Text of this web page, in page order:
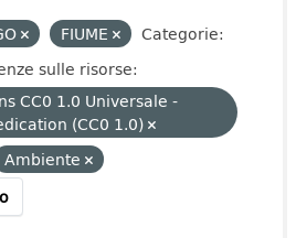
FIUME
Categorie:
sulle risorse:
CC0 1.0 Universale -
(CC0 1.0)
Ambiente